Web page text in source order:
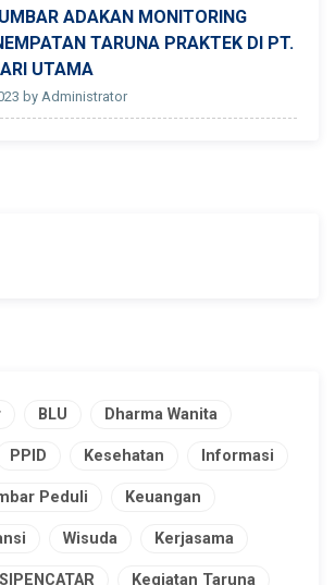
ADAKAN MONITORING
TARUNA PRAKTEK DI PT.
UTAMA
by Administrator
BLU Dharma Wanita
PPID Kesehatan Informasi
Peduli Keuangan
Wisuda Kerjasama
SIPENCATAR Kegiatan Taruna